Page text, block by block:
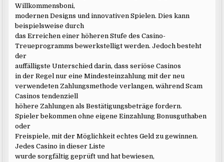
Willkommensboni,
modernen Designs und innovativen Spielen. Dies kann
beispielsweise durch
das Erreichen einer höheren Stufe des Casino-
Treueprogramms bewerkstelligt werden. Jedoch besteht
der
auffälligste Unterschied darin, dass seriöse Casinos
in der Regel nur eine Mindesteinzahlung mit der neu
verwendeten Zahlungsmethode verlangen, während Scam
Casinos tendenziell
höhere Zahlungen als Bestätigungsbeträge fordern.
Spieler bekommen ohne eigene Einzahlung Bonusguthaben
oder
Freispiele, mit der Möglichkeit echtes Geld zu gewinnen.
Jedes Casino in dieser Liste
wurde sorgfältig geprüft und hat bewiesen,